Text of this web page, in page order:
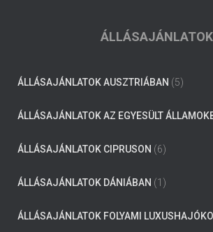
ÁLLÁSAJÁNLATOK
ÁLLÁSAJÁNLATOK AUSZTRIÁBAN (5)
ÁLLÁSAJÁNLATOK AZ EGYESÜLT
ÁLLÁSAJÁNLATOK CIPRUSON (6)
ÁLLÁSAJÁNLATOK DÁNIÁBAN (1)
ÁLLÁSAJÁNLATOK FOLYAMI